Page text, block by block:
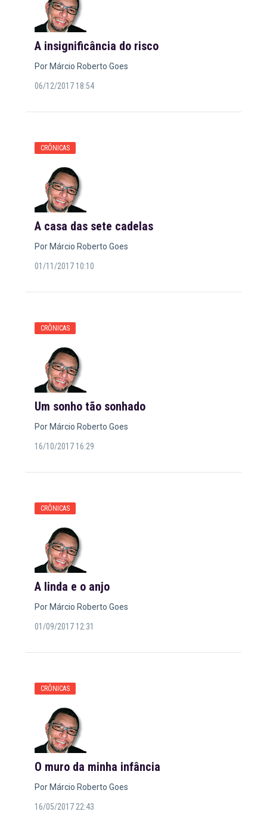
A insignificância do risco
Por Márcio Roberto Goes
06/12/2017 18:54
CRÔNICAS
A casa das sete cadelas
Por Márcio Roberto Goes
01/11/2017 10:10
CRÔNICAS
Um sonho tão sonhado
Por Márcio Roberto Goes
16/10/2017 16:29
CRÔNICAS
A linda e o anjo
Por Márcio Roberto Goes
01/09/2017 12:31
CRÔNICAS
O muro da minha infância
Por Márcio Roberto Goes
16/05/2017 22:43